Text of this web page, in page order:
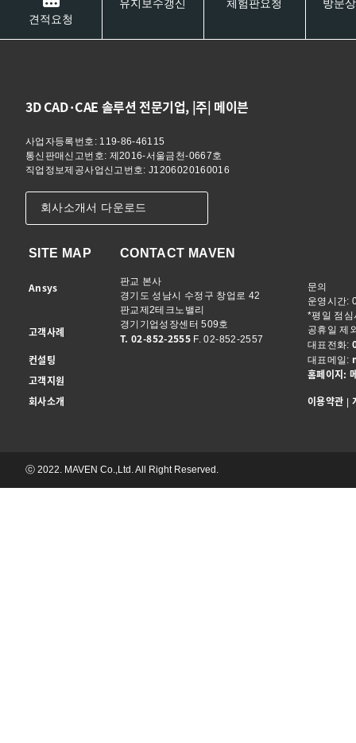
견적요청
유지보수갱신 체험판요청 방문
3D CAD·CAE 솔루션 전문기업, |주| 메이븐
사업자등록번호: 119-86-46115
통신판매신고번호: 제2016-서울금천-0667호
직업정보제공사업신고번호: J1206020160016
회사소개서 다운로드
SITE MAP CONTACT MAVEN
Ansys
판교 본사
경기도 성남시 수정구 창업로 42
판교제2테크노밸리
경기기업성장센터 509호
T. 02-852-2555 F. 02-852-2557
문의
운영시간:
*평일 점
공휴일 제
대표전화:
대표메일:
홈페이지:
고객사례
컨설팅
고객지원
회사소개
이용약관 |
ⓒ 2022. MAVEN Co.,Ltd. All Right Reserved.